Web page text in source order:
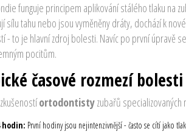
funguje principem aplikování stálého tlaku na
sílu tahu nebo jsou vyměněny dráty, dochází k
- to je hlavní zdroj bolesti. Navíc po první úpravě
pocitům.
časové rozmezí bolesti
ortodontistyzubařů specializovaných
hodin: První hodiny jsou nejintenzivnější - často se cítí jako